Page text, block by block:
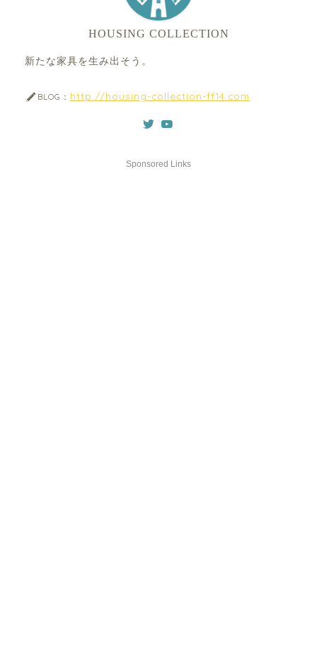
HOUSING COLLECTION
新たな家具を生み出そう。
BLOG： http://housing-collection-ff14.com
Sponsored Links